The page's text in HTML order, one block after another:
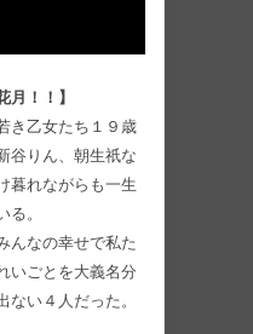
月！！】
き乙女たち１９歳
谷りん、朝生祇な
暮れながらも一生
。
んなの幸せで私た
いごとを大義名分
ない４人だった。